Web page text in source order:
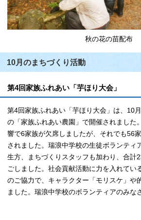
秋の花の苗配布
10月のまちづくり活動
第4回家族ふれあい「芋ほり大会」
第4回家族ふれあい「芋ほり大会」は、10
の「家族ふれあい農園」で開催されました
響で6家族が欠席しましたが、それでも56
されました。瑞浪中学校の生徒ボランティ
生方、まちづくりスタッフも加わり、合計
ごしました。社会貢献活動に力を入れてい
のご協力で、キャラクター「モリスケ」や
ました。瑞浪中学校のボランティアのみな